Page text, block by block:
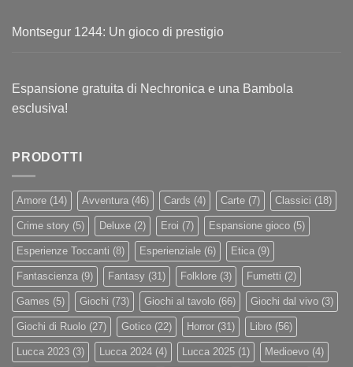
Montsegur 1244: Un gioco di prestigio
Espansione gratuita di Nechronica e una Bambola
esclusiva!
PRODOTTI
Amore (14) Avventura (46) Cards (4) Carte (7) Classici (18)
Crime story (5) Deluxe (2) Eroi (7) Espansione gioco (5)
Esperienze Toccanti (8) Esperienziale (6) Etica (9)
Fantascienza (9) Fantasy (31) Folklore (3) Fumetti (2)
Games (5) Giochi (73) Giochi al tavolo (66) Giochi dal vivo (3)
Giochi di Ruolo (27) Gotico (22) Horror (31) Libro (56)
Lucca 2023 (3) Lucca 2024 (4) Lucca 2025 (1) Medioevo (4)